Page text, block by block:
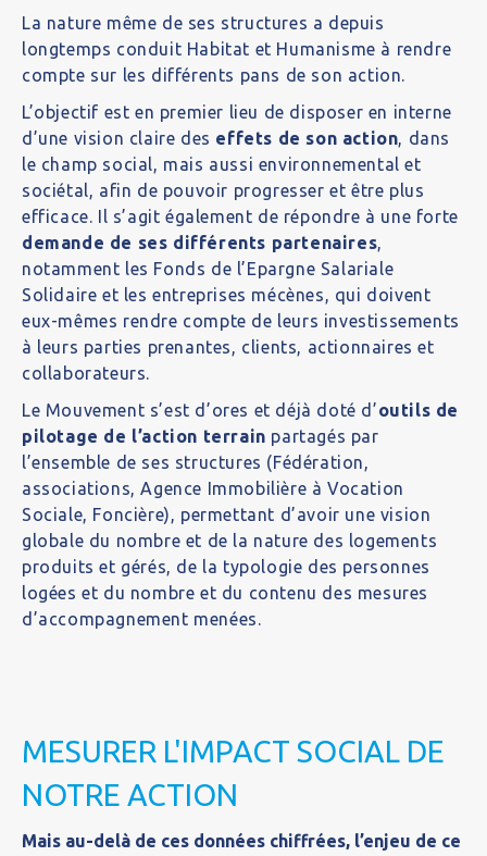
La nature même de ses structures a depuis
longtemps conduit Habitat et Humanisme à rendre
compte sur les différents pans de son action.
L’objectif est en premier lieu de disposer en interne
d’une vision claire des effets de son action, dans
le champ social, mais aussi environnemental et
sociétal, afin de pouvoir progresser et être plus
efficace. Il s’agit également de répondre à une forte
demande de ses différents partenaires,
notamment les Fonds de l’Epargne Salariale
Solidaire et les entreprises mécènes, qui doivent
eux-mêmes rendre compte de leurs investissements
à leurs parties prenantes, clients, actionnaires et
collaborateurs.
Le Mouvement s’est d’ores et déjà doté d’outils de
pilotage de l’action terrain partagés par
l’ensemble de ses structures (Fédération,
associations, Agence Immobilière à Vocation
Sociale, Foncière), permettant d’avoir une vision
globale du nombre et de la nature des logements
produits et gérés, de la typologie des personnes
logées et du nombre et du contenu des mesures
d’accompagnement menées.
MESURER L'IMPACT SOCIAL DE
NOTRE ACTION
Mais au-delà de ces données chiffrées, l’enjeu de ce